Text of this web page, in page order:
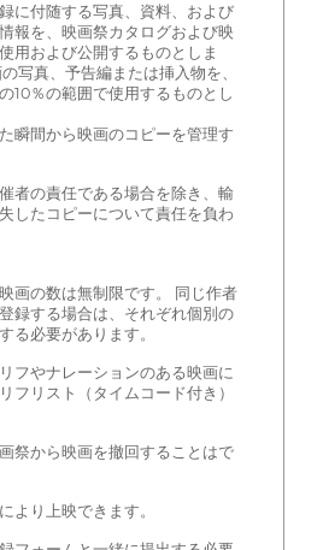
に付随する写真、資料、および
報を、映画祭カタログおよび映
用および公開するものとしま
写真、予告編または挿入物を、
10％の範囲で使用するものとし
瞬間から映画のコピーを管理す
者の責任である場合を除き、輸
したコピーについて責任を負わ
画の数は無制限です。 同じ作者
録する場合は、それぞれ個別の
る必要があります。
フやナレーションのある映画に
フリスト（タイムコード付き）
祭から映画を撤回することはで
より上映できます。